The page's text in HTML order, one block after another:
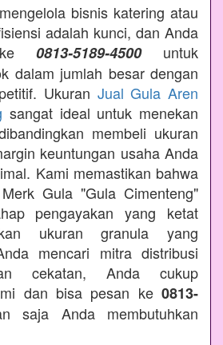
bisnis katering atau
adalah kunci, dan Anda
0813-5189-4500untuk
dalam jumlah besar dengan
Ukuran Jual Gula Aren
sangat ideal untuk menekan
membeli ukuran
keuntungan usaha Anda
Kami memastikan bahwa
Gula "Gula Cimenteng"
pengayakan yang ketat
ukuran granula yang
mencari mitra distribusi
cekatan, Anda cukup
dan bisa pesan ke 0813-
saja Anda membutuhkan